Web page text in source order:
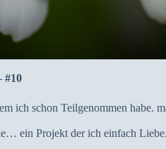
#10
ich schon Teilgenommen habe.
ein Projekt der ich einfach Liebe.